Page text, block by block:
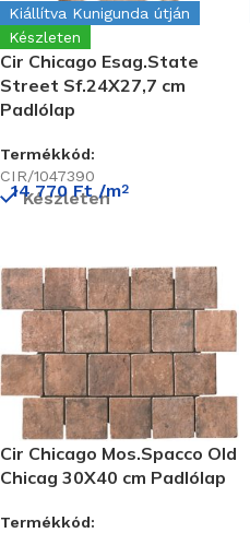
Kiállítva Kunigunda útján
Készleten
Cir Chicago Esag.State
Street Sf.24X27,7 cm
Padlólap
Termékkód:
CIR/1047390
Készleten
14 770Ft /m2
Cir Chicago Mos.Spacco Old
Chicag 30X40 cm Padlólap
Termékkód: